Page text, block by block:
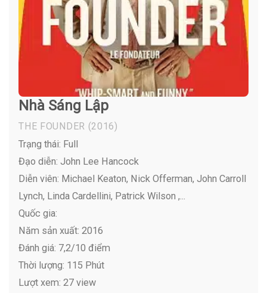
Nhà Sáng Lập
THE FOUNDER (2016)
Trạng thái: Full
Đạo diễn: John Lee Hancock
Diễn viên: Michael Keaton, Nick Offerman, John Carroll
Lynch, Linda Cardellini, Patrick Wilson ,...
Quốc gia:
Năm sản xuất: 2016
Đánh giá: 7,2/10 điểm
Thời lượng: 115 Phút
Lượt xem: 27 view